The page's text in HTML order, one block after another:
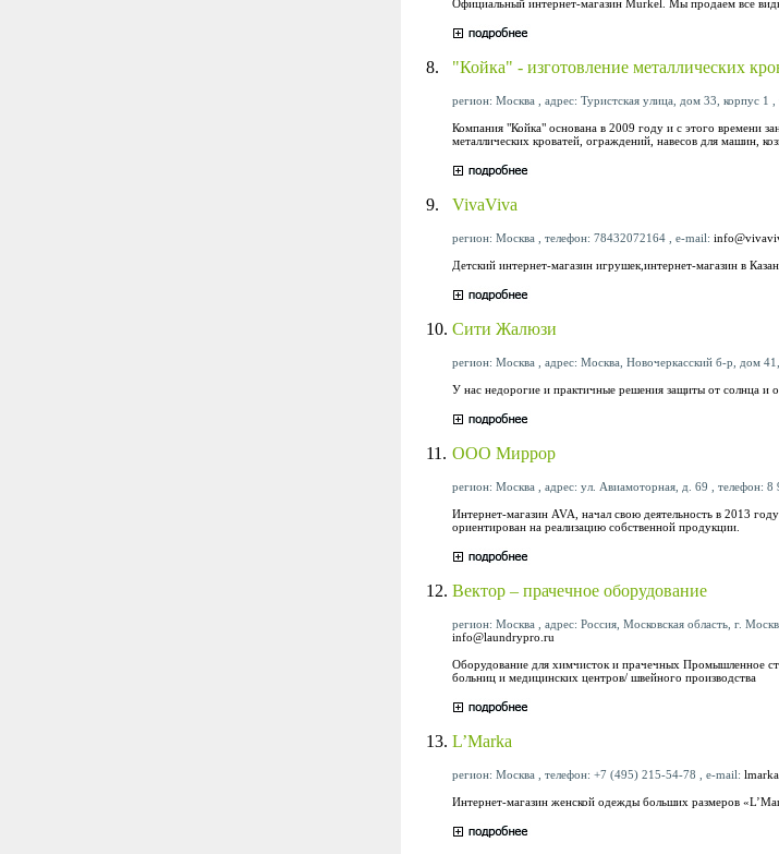
Официальный интернет-магазин Murkel. Мы продаем все
8. "Койка" - изготовление металлических
регион: Москва , адрес: Туристская улица, дом 33, корпус 1
Компания "Койка" основана в 2009 году и с этого времени
металлических кроватей, ограждений, навесов для машин,
9. VivaViva
регион: Москва , телефон: 78432072164 , e-mail:
Детский интернет-магазин игрушек,интернет-магазин в
10. Сити Жалюзи
регион: Москва , адрес: Москва, Новочеркасский б-р, дом
У нас недорогие и практичные решения защиты от солнца и
11. ООО Миррор
регион: Москва , адрес: ул. Авиамоторная, д. 69 , телефон:
Интернет-магазин AVA, начал свою деятельность в 2013
ориентирован на реализацию собственной продукции.
12. Вектор – прачечное оборудование
регион: Москва , адрес: Россия, Московская область, г.
info@laundrypro.ru
Оборудование для химчисток и прачечных Промышленное
больниц и медицинских центров/ швейного производства
13. L’Marka
регион: Москва , телефон: +7 (495) 215-54-78 , e-mail:
Интернет-магазин женской одежды больших размеров